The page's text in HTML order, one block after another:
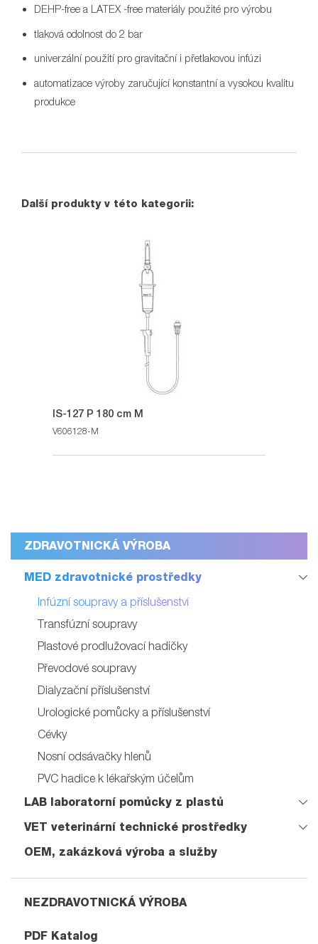
ZDRAVOTNICKÁ VÝROBA
MED zdravotnické prostředky
Infúzní soupravy a příslušenství
Transfúzní soupravy
Plastové prodlužovací hadičky
Převodové soupravy
Dialyzační příslušenství
Urologické pomůcky a příslušenství
Cévky
Nosní odsávačky hlenů
PVC hadice k lékařským účelům
LAB laboratorní pomůcky z plastů
VET veterinární technické prostředky
OEM, zakázková výroba a služby
NEZDRAVOTNICKÁ VÝROBA
PDF Katalog
DEHP-free a LATEX -free materiály použité pro výrobu
tlaková odolnost do 2 bar
univerzální použití pro gravitační i přetlakovou infúzi
automatizace výroby zaručující konstantní a vysokou kvalitu
produkce
Další produkty v této kategorii:
IS-127 P 180 cm M
V606128-M